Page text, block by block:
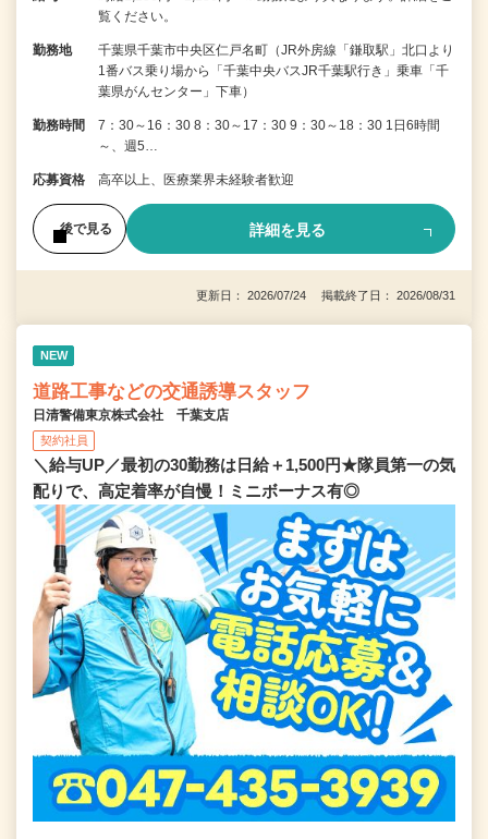
覧ください。
勤務地
千葉県千葉市中央区仁戸名町（JR外房線「鎌取駅」北口より
1番バス乗り場から「千葉中央バスJR千葉駅行き」乗車「千
葉県がんセンター」下車）
勤務時間
7：30～16：30 8：30～17：30 9：30～18：30 1日6時間
～、週5…
応募資格 高卒以上、医療業界未経験者歓迎
後で見る 詳細を見る
更新日： 2026/07/24 掲載終了日： 2026/08/31
NEW
道路工事などの交通誘導スタッフ
日清警備東京株式会社 千葉支店
契約社員
＼給与UP／最初の30勤務は日給＋1,500円★隊員第一の気
配りで、高定着率が自慢！ミニボーナス有◎